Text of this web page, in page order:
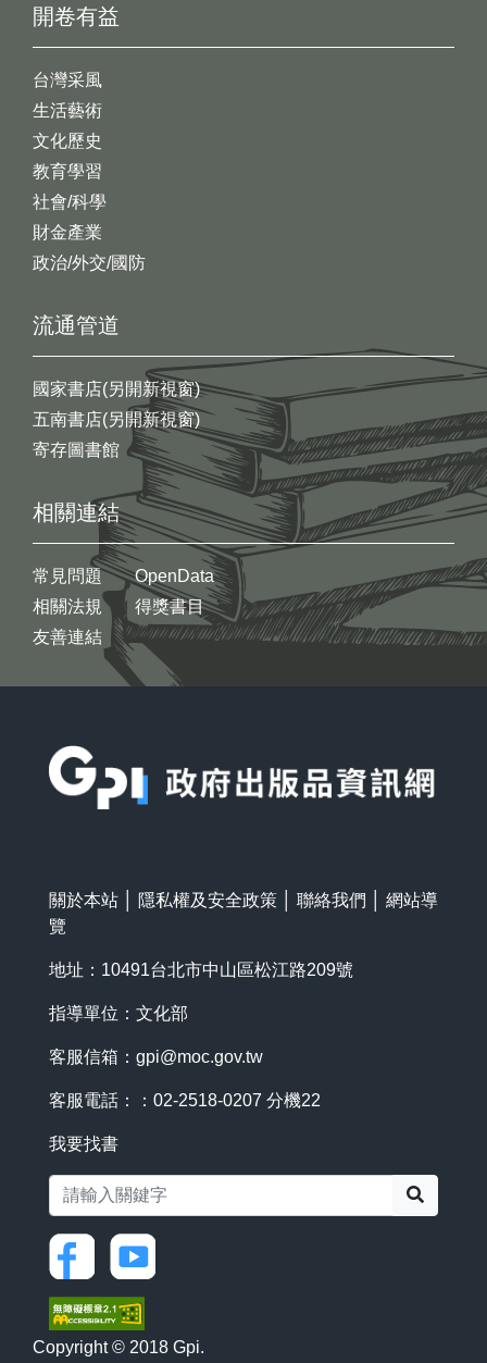
開卷有益
台灣采風
生活藝術
文化歷史
教育學習
社會/科學
財金產業
政治/外交/國防
流通管道
國家書店(另開新視窗)
五南書店(另開新視窗)
寄存圖書館
相關連結
常見問題
相關法規
友善連結
OpenData
得獎書目
關於本站 隱私權及安全政策 聯絡我們
網站導
覽
地址：10491台北市中山區松江路209號
指導單位：文化部
客服信箱： gpi@moc.gov.tw
客服電話：：02-2518-0207 分機22
我要找書
Copyright © 2018 Gpi.